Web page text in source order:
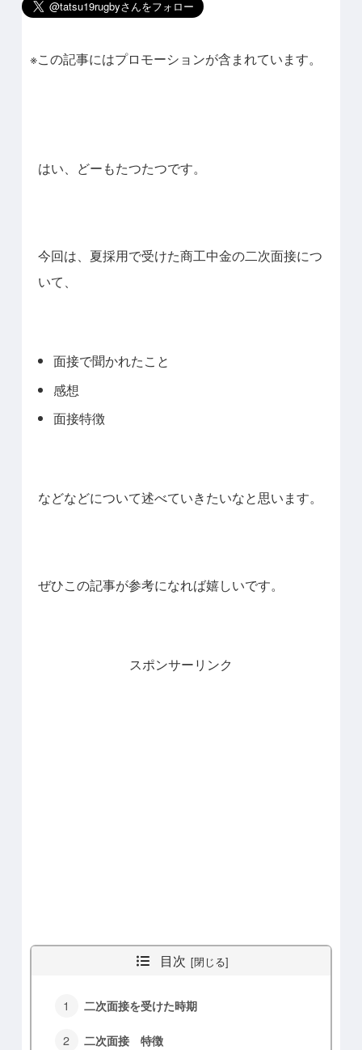
※この記事にはプロモーションが含まれています。
はい、どーもたつたつです。
今回は、夏採用で受けた商工中金の二次面接につ
いて、
面接で聞かれたこと
感想
面接特徴
などなどについて述べていきたいなと思います。
ぜひこの記事が参考になれば嬉しいです。
スポンサーリンク
目次
二次面接を受けた時期
二次面接 特徴